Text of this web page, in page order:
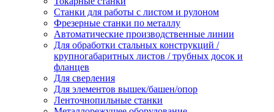
Станки для работы с листом и рулоном
Фрезерные станки по металлу
Автоматические производственные линии
Для обработки стальных конструкций /
крупногабаритных листов / трубных досок и
фланцев
Для сверления
Для элементов вышек/башен/опор
Ленточнопильные станки